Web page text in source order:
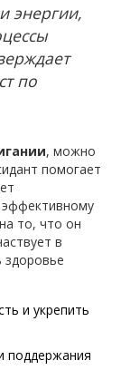
энергии,
по
, можно
помогает
то, что он
в
и укрепить
поддержания